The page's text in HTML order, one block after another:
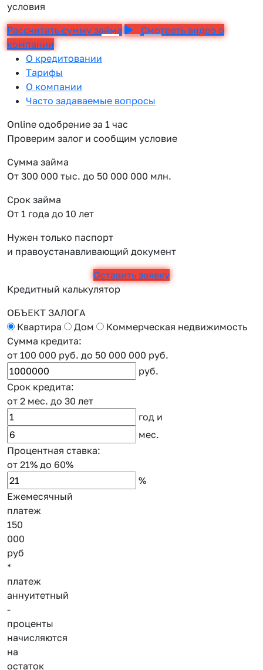
условия
Рассчитать сумму займа
Смотреть видео о
компании
О кредитовании
Тарифы
О компании
Часто задаваемые вопросы
Online одобрение за 1 час
Проверим залог и сообщим условие
Сумма займа
От 300 000 тыс. до 50 000 000 млн.
Срок займа
От 1 года до 10 лет
Нужен только паспорт
и правоустанавливающий документ
Оставить заявку
Кредитный калькулятор
ОБЪЕКТ ЗАЛОГА
Квартира
Дом
Коммерческая недвижимость
Сумма кредита:
от 100 000 руб. до 50 000 000 руб.
руб.
Срок кредита:
от 2 мес. до 30 лет
год и
мес.
Процентная ставка:
от 21% до 60%
%
Ежемесячный
платеж
150
000
руб
*
платеж
аннуитетный
-
проценты
начисляются
на
остаток